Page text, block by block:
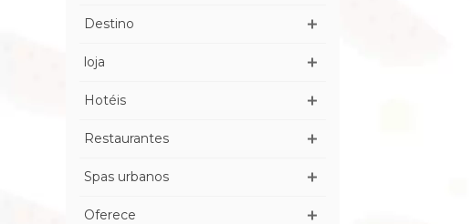
Destino
loja
Hotéis
Restaurantes
Spas urbanos
Oferece